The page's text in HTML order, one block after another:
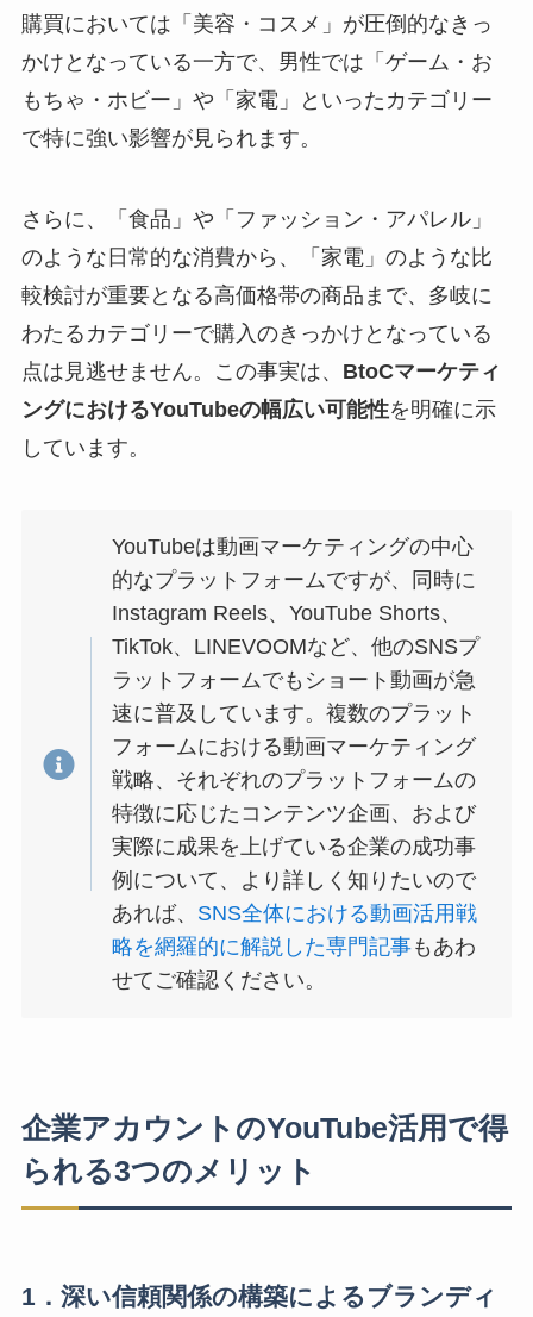
購買においては「美容・コスメ」が圧倒的なきっ
かけとなっている一方で、男性では「ゲーム・お
もちゃ・ホビー」や「家電」といったカテゴリー
で特に強い影響が見られます。
さらに、「食品」や「ファッション・アパレル」
のような日常的な消費から、「家電」のような比
較検討が重要となる高価格帯の商品まで、多岐に
わたるカテゴリーで購入のきっかけとなっている
点は見逃せません。この事実は、 BtoCマーケティ
ングにおけるYouTubeの幅広い可能性を明確に示
しています。
YouTubeは動画マーケティングの中心
的なプラットフォームですが、同時に
Instagram Reels、YouTube Shorts、
TikTok、LINEVOOMなど、他のSNSプ
ラットフォームでもショート動画が急
速に普及しています。複数のプラット
フォームにおける動画マーケティング
戦略、それぞれのプラットフォームの
特徴に応じたコンテンツ企画、および
実際に成果を上げている企業の成功事
例について、より詳しく知りたいので
あれば、 SNS全体における動画活用戦
略を網羅的に解説した専門記事もあわ
せてご確認ください。
企業アカウントのYouTube活用で得
られる3つのメリット
1．深い信頼関係の構築によるブランディ